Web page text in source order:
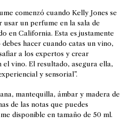
comenzó cuando Kelly Jones se
un perfume en la sala de
en California. Esta es justamente
hacer cuando catas un vino,
a los expertos y crear
el vino. El resultado, asegura ella,
y sensorial”.
mantequilla, ámbar y madera de
de las notas que puedes
disponible en tamaño de 50 ml.